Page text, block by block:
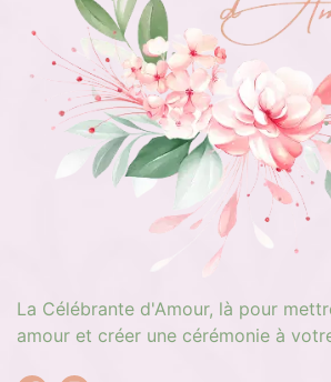
La Célébrante d'Amour, là pour
amour et créer une cérémonie à